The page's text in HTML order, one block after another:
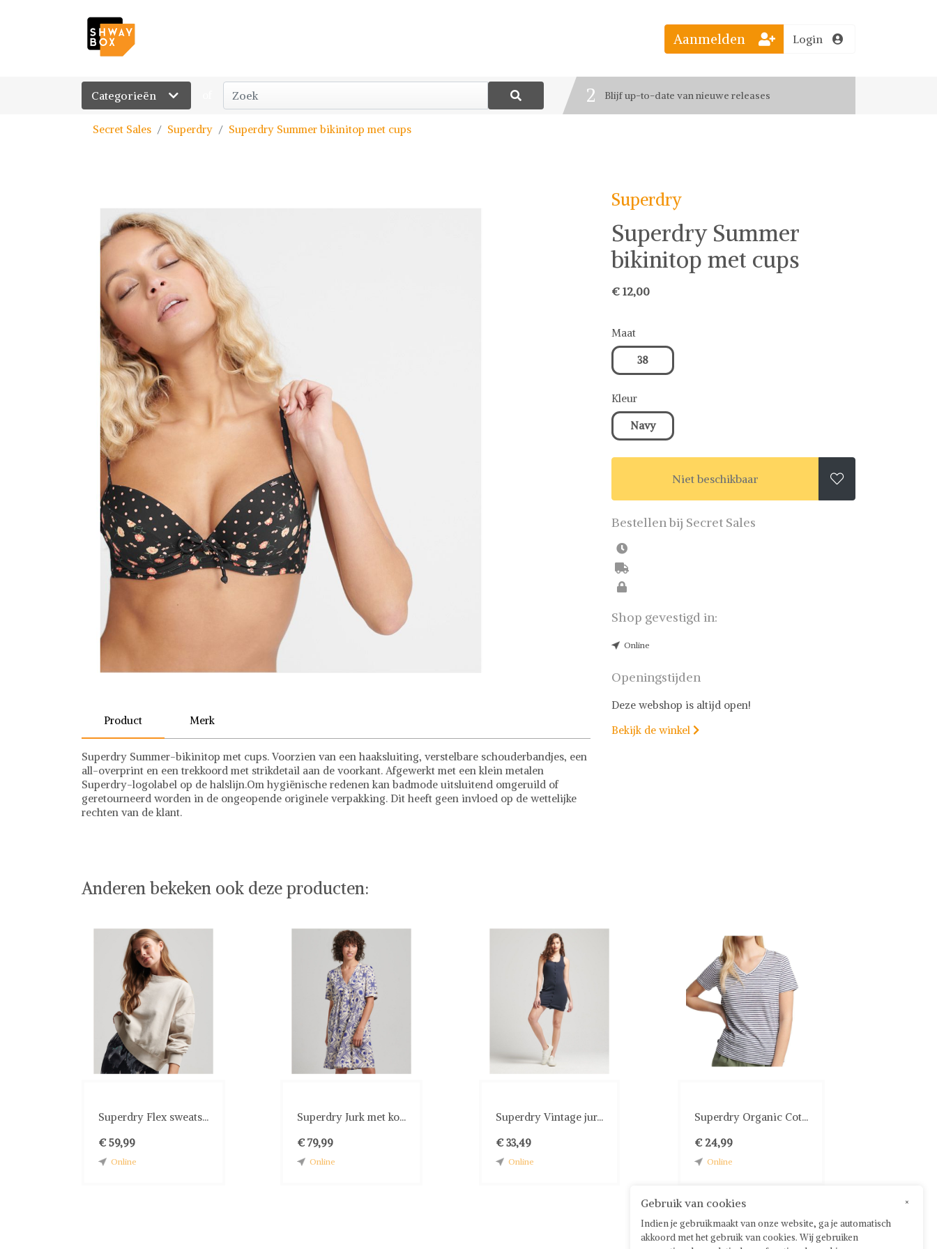
Categorieën
Bestel jouw favoriete looks
2 Blijf up-to-date van nieuwe releases
Aanmelden Login
Secret Sales Superdry Superdry Summer bikinitop met cups
Product Merk
Superdry Summer-bikinitop met cups. Voorzien van een haaksluiting, verstelbare schouderbandjes, een
all-overprint en een trekkoord met strikdetail aan de voorkant. Afgewerkt met een klein metalen
Superdry-logolabel op de halslijn.Om hygiënische redenen kan badmode uitsluitend omgeruild of
geretourneerd worden in de ongeopende originele verpakking. Dit heeft geen invloed op de wettelijke
rechten van de klant.
Superdry
Superdry Summer
bikinitop met cups
€ 12,00
Maat
38
Kleur
Navy
Niet beschikbaar 
Bestellen bij Secret Sales
Shop gevestigd in:
Online
Openingstijden
Deze webshop is altijd open!
Bekijk de winkel 
Anderen bekeken ook deze producten:
Superdry Flex sweats...
€ 59,99
Online
Superdry Jurk met ko...
€ 79,99
Online
Superdry Vintage jur...
€ 33,49
Online
Superdry Organic Cot...
€ 24,99
Online
×
Gebruik van cookies
Indien je gebruikmaakt van onze website, ga je automatisch
akkoord met het gebruik van cookies. Wij gebruiken